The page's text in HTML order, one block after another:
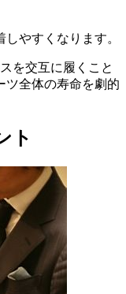
やすくなります。
を交互に履くこと
ツ全体の寿命を劇的
ト